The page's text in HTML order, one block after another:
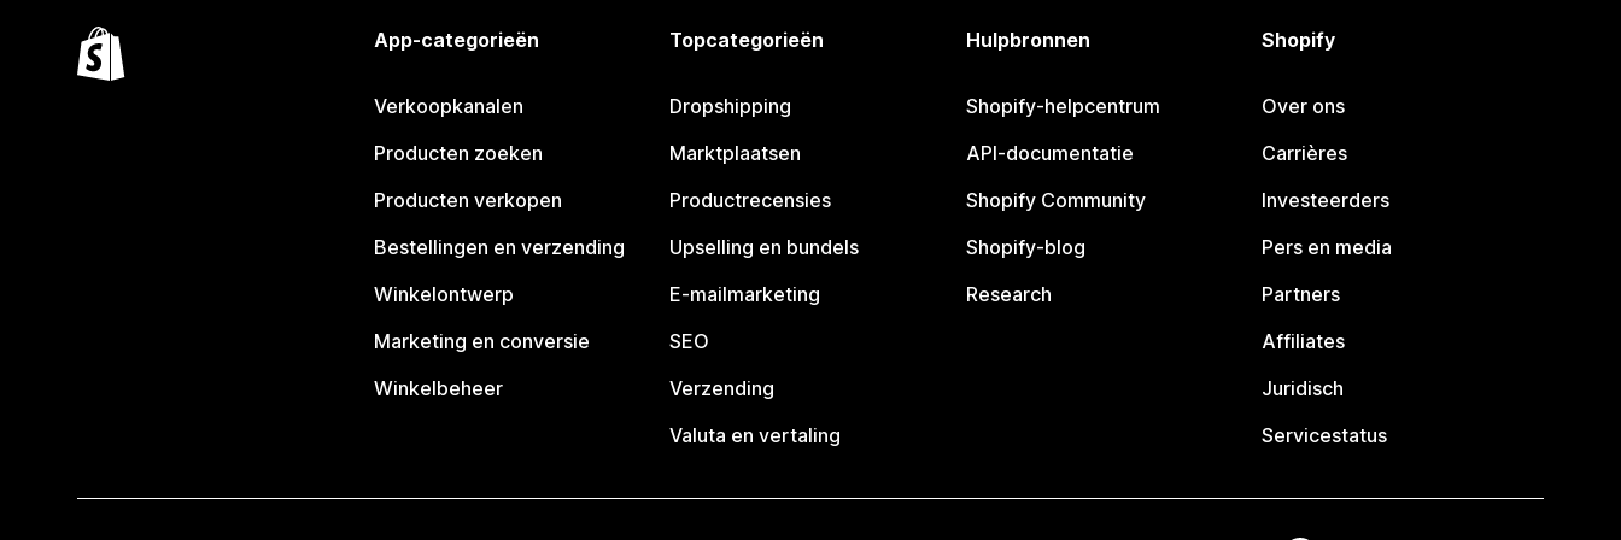
App-categorieën
Verkoopkanalen
Producten zoeken
Producten verkopen
Bestellingen en verzending
Winkelontwerp
Marketing en conversie
Winkelbeheer
Topcategorieën
Dropshipping
Marktplaatsen
Productrecensies
Upselling en bundels
E-mailmarketing
SEO
Verzending
Valuta en vertaling
Hulpbronnen
Shopify-helpcentrum
API-documentatie
Shopify Community
Shopify-blog
Research
Shopify
Over ons
Carrières
Investeerders
Pers en media
Partners
Affiliates
Juridisch
Servicestatus